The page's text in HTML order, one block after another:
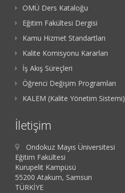
OMÜ Ders Kataloğu
Eğitim Fakültesi Dergisi
Kamu Hizmet Standartları
Kalite Komisyonu Kararları
İş Akış Süreçleri
Öğrenci Değişim Programları
KALEM (Kalite Yönetim Sistemi)
İletişim
Ondokuz Mayıs Üniversitesi
Eğitim Fakültesi
Kurupelit Kampüsü
55200 Atakum, Samsun
TÜRKİYE